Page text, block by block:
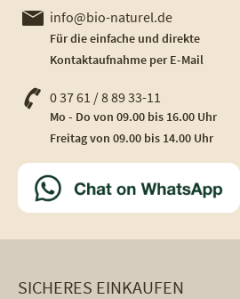
info@bio-naturel.de
Für die einfache und direkte
Kontaktaufnahme per E-Mail
0 37 61 / 8 89 33-11
Mo - Do von 09.00 bis 16.00 Uhr
Freitag von 09.00 bis 14.00 Uhr
SICHERES EINKAUFEN